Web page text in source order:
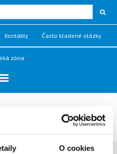
O cookies
Kontakty Často kladené otázky
zóna